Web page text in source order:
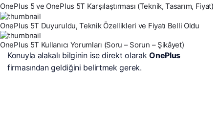
OnePlus 5 ve OnePlus 5T Karşılaştırması (Teknik, Tasarım, Fiyat)
OnePlus 5T Duyuruldu, Teknik Özellikleri ve Fiyatı Belli Oldu
OnePlus 5T Kullanıcı Yorumları (Soru – Sorun – Şikâyet)
Konuyla alakalı bilginin ise direkt olarakOnePlus
firmasından geldiğini belirtmek gerek.